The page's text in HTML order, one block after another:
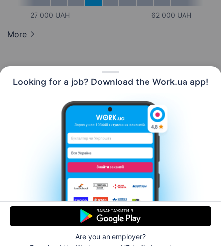
Looking for a job? Download the Work.ua app!
Are you an employer?
27 000 UAH 62 000 UAH
More
Contact us About us
Сareer
Help Terms of use